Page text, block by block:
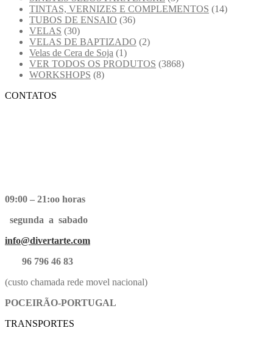
TINTAS, VERNIZES E COMPLEMENTOS (14)
TUBOS DE ENSAIO (36)
VELAS (30)
VELAS DE BAPTIZADO (2)
Velas de Cera de Soja (1)
VER TODOS OS PRODUTOS (3868)
WORKSHOPS (8)
CONTATOS
09:00 – 21:oo horas
segunda a sabado
info@divertarte.com
96 796 46 83
(custo chamada rede movel nacional)
POCEIRÃO-PORTUGAL
TRANSPORTES